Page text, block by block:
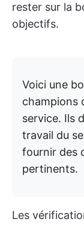
rester sur la
objectifs.
Voici une
champions
service. Ils
travail du
fournir des
pertinents.
Les